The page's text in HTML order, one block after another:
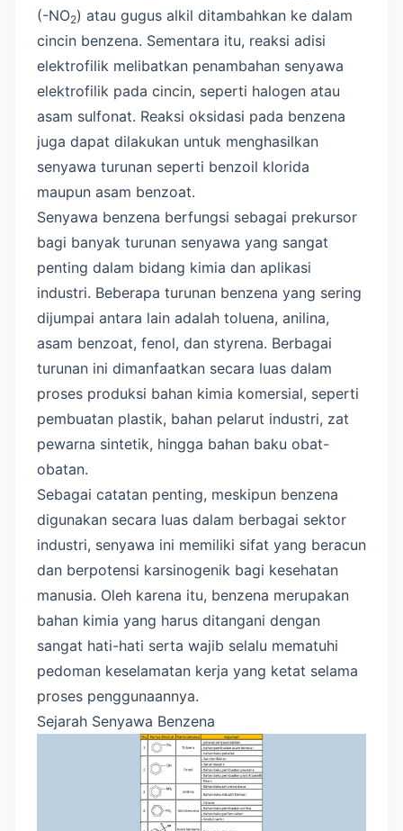
(-NO2) atau gugus alkil ditambahkan ke dalam
cincin benzena. Sementara itu, reaksi adisi
elektrofilik melibatkan penambahan senyawa
elektrofilik pada cincin, seperti halogen atau
asam sulfonat. Reaksi oksidasi pada benzena
juga dapat dilakukan untuk menghasilkan
senyawa turunan seperti benzoil klorida
maupun asam benzoat.
Senyawa benzena berfungsi sebagai prekursor
bagi banyak turunan senyawa yang sangat
penting dalam bidang kimia dan aplikasi
industri. Beberapa turunan benzena yang sering
dijumpai antara lain adalah toluena, anilina,
asam benzoat, fenol, dan styrena. Berbagai
turunan ini dimanfaatkan secara luas dalam
proses produksi bahan kimia komersial, seperti
pembuatan plastik, bahan pelarut industri, zat
pewarna sintetik, hingga bahan baku obat-
obatan.
Sebagai catatan penting, meskipun benzena
digunakan secara luas dalam berbagai sektor
industri, senyawa ini memiliki sifat yang beracun
dan berpotensi karsinogenik bagi kesehatan
manusia. Oleh karena itu, benzena merupakan
bahan kimia yang harus ditangani dengan
sangat hati-hati serta wajib selalu mematuhi
pedoman keselamatan kerja yang ketat selama
proses penggunaannya.
Sejarah Senyawa Benzena